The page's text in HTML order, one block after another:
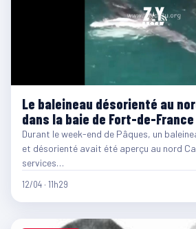
Le baleineau désorienté au
dans la baie de Fort-de-
Durant le week-end de Pâques, un
et désorienté avait été aperçu au nord
services…
12/04 · 11h29